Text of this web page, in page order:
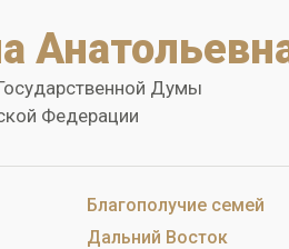
Думы
Федерации
Благополучие семей
Дальний Восток